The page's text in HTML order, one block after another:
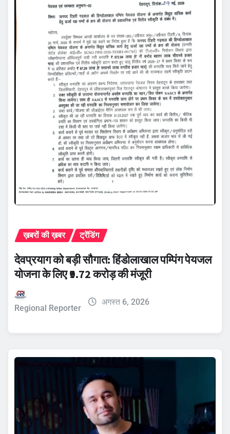
ख़बरों की ख़बर ट्रेंडिंग
देवप्रयाग को बड़ी सौगात: हिंडोलाखाल पम्पिंग पेयजल
योजना के लिए ₹9.72 करोड़ की मंजूरी
Regional Reporter
अगस्त 6, 2026